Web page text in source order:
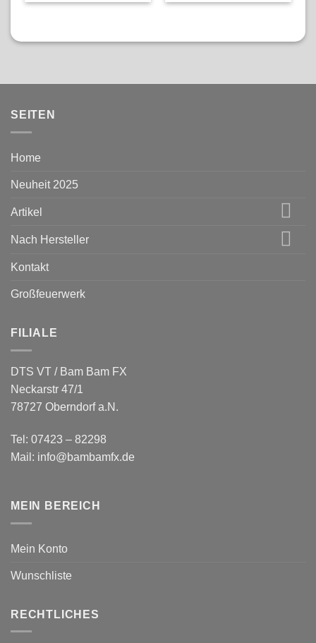
SEITEN
Home
Neuheit 2025
Artikel
Nach Hersteller
Kontakt
Großfeuerwerk
FILIALE
DTS VT / Bam Bam FX
Neckarstr 47/1
78727 Oberndorf a.N.
Tel: 07423 – 82298
Mail: info@bambamfx.de
MEIN BEREICH
Mein Konto
Wunschliste
RECHTLICHES